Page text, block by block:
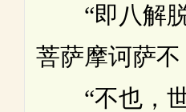
“即八解脱
菩萨摩诃萨不
“不也，世